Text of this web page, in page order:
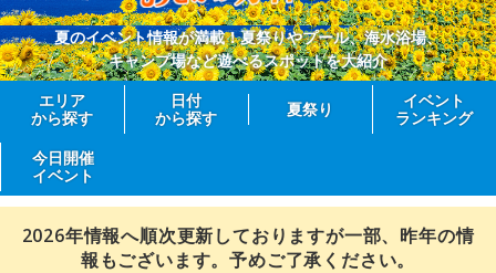
夏のイベント情報が満載！夏祭りやプール、海水浴場、
キャンプ場など遊べるスポットを大紹介
エリア
から探す
日付
から探す
夏祭り
イベント
ランキング
今日開催
イベント
2026年情報へ順次更新しておりますが一部、昨年の情
報もございます。予めご了承ください。